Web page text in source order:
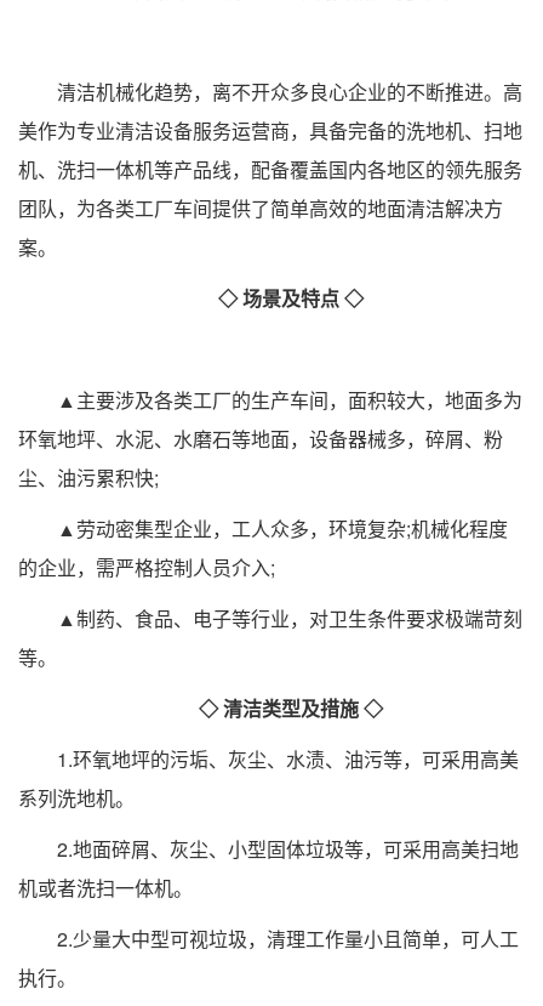
清洁机械化趋势，离不开众多良心企业的不断推进。高
美作为专业清洁设备服务运营商，具备完备的洗地机、扫地
机、洗扫一体机等产品线，配备覆盖国内各地区的领先服务
团队，为各类工厂车间提供了简单高效的地面清洁解决方
案。
◇ 场景及特点 ◇
▲主要涉及各类工厂的生产车间，面积较大，地面多为
环氧地坪、水泥、水磨石等地面，设备器械多，碎屑、粉
尘、油污累积快;
▲劳动密集型企业，工人众多，环境复杂;机械化程度
的企业，需严格控制人员介入;
▲制药、食品、电子等行业，对卫生条件要求极端苛刻
等。
◇ 清洁类型及措施 ◇
1.环氧地坪的污垢、灰尘、水渍、油污等，可采用高美
系列洗地机。
2.地面碎屑、灰尘、小型固体垃圾等，可采用高美扫地
机或者洗扫一体机。
2.少量大中型可视垃圾，清理工作量小且简单，可人工
执行。